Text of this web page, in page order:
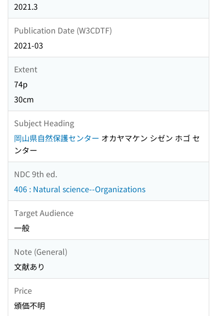
2021.3
Publication Date (W3CDTF)
2021-03
Extent
74p
30cm
Subject Heading
岡山県自然保護センター オカヤマケン シゼン ホゴ セ
ンター
NDC 9th ed.
406 : Natural science--Organizations
Target Audience
一般
Note (General)
文献あり
Price
頒価不明